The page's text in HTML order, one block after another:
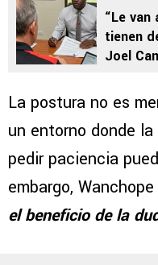
“Le van
tienen
Joel
La postura no es
un entorno donde
pedir paciencia
embargo,
el beneficio de la